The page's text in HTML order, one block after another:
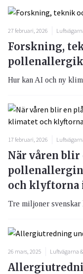
27 februari, 2026
Forskning,
Hur kan AI och ny
17 februari, 2026
När våren blir
och klyftorna
Tre miljoner svenskar
26 mars, 2025 Luftvägarna